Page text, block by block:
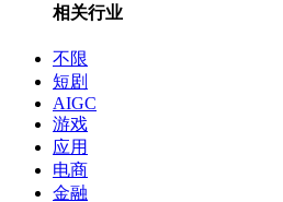
相关行业
不限
短剧
AIGC
游戏
应用
电商
金融